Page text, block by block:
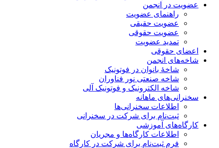
عضویت در انجمن
راهنمای عضویت
عضویت حقیقی
عضویت حقوقی
تمدید عضویت
اعضای حقوقی
شاخه‌های انجمن
شاخۀ بانوان در فوتونیک
شاخه صنعتی نور فناوران
شاخه‌ الکترونیک و فوتونیک آلی
سخنرانی‌های ماهانه
اطلاعات سخنرانی‌‌ها
ثبت‌نام برای شرکت در سخنرانی
کارگاه‌های آموزشی
اطلاعات کارگاه‌ها و مجریان
فرم ثبت‌نام برای شرکت در کارگاه